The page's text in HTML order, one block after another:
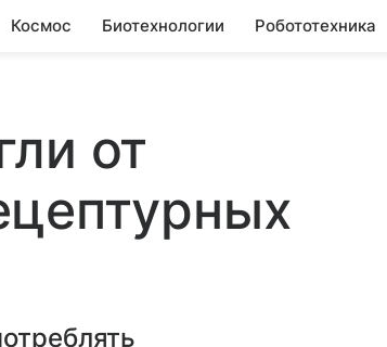
Космос Биотехнологии Робототехника
от